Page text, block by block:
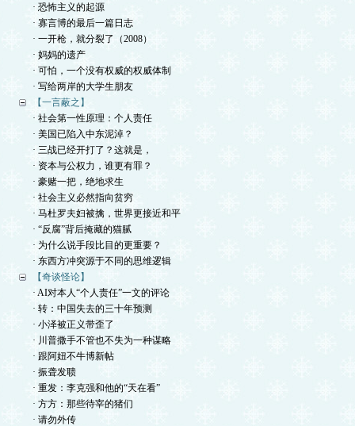
· 恐怖主义的起源
· 寡言博的最后一篇日志
· 一开枪，就分裂了（2008）
· 妈妈的遗产
· 可怕，一个没有权威的权威体制
· 写给两岸的大学生朋友
【一言蔽之】
· 社会第一性原理：个人责任
· 美国已陷入中东泥淖？
· 三战已经开打了？这就是，
· 资本与公权力，谁更有罪？
· 豪赌一把，绝地求生
· 社会主义必然指向贫穷
· 马杜罗夫妇被擒，世界更接近和平
· “反腐”背后掩藏的猫腻
· 为什么说手段比目的更重要？
· 东西方冲突源于不同的思维逻辑
【奇谈怪论】
· AI对本人“个人责任”一文的评论
· 转：中国失去的三十年预测
· 小泽被正义带歪了
· 川普撒手不管也不失为一种谋略
· 跟阿妞不牛博新帖
· 振聋发聩
· 重发：李克强和他的“天在看”
· 方方：那些待宰的猪们
· 请勿外传